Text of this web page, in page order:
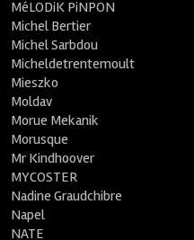
MéLODiK PiNPON
Michel Bertier
Michel Sarbdou
Micheldetrentemoult
Mieszko
Moldav
Morue Mekanik
Morusque
Mr Kindhoover
MYCOSTER
Nadine Graudchibre
Napel
NATE